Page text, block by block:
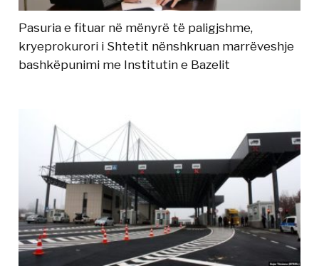
Pasuria e fituar në mënyrë të paligjshme,
kryeprokurori i Shtetit nënshkruan marrëveshje
bashkëpunimi me Institutin e Bazelit